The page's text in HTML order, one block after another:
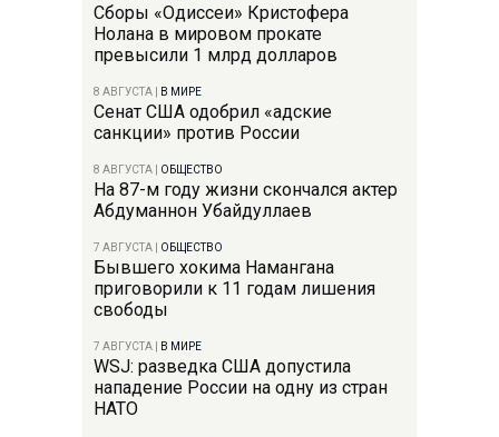
Сборы «Одиссеи» Кристофера
Нолана в мировом прокате
превысили 1 млрд долларов
8 АВГУСТА В МИРЕ
Сенат США одобрил «адские
санкции» против России
8 АВГУСТА ОБЩЕСТВО
На 87-м году жизни скончался актер
Абдуманнон Убайдуллаев
7 АВГУСТА ОБЩЕСТВО
Бывшего хокима Намангана
приговорили к 11 годам лишения
свободы
7 АВГУСТА В МИРЕ
WSJ: разведка США допустила
нападение России на одну из стран
НАТО